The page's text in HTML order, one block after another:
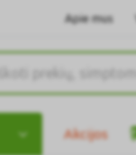
Apie mus
Akcijos